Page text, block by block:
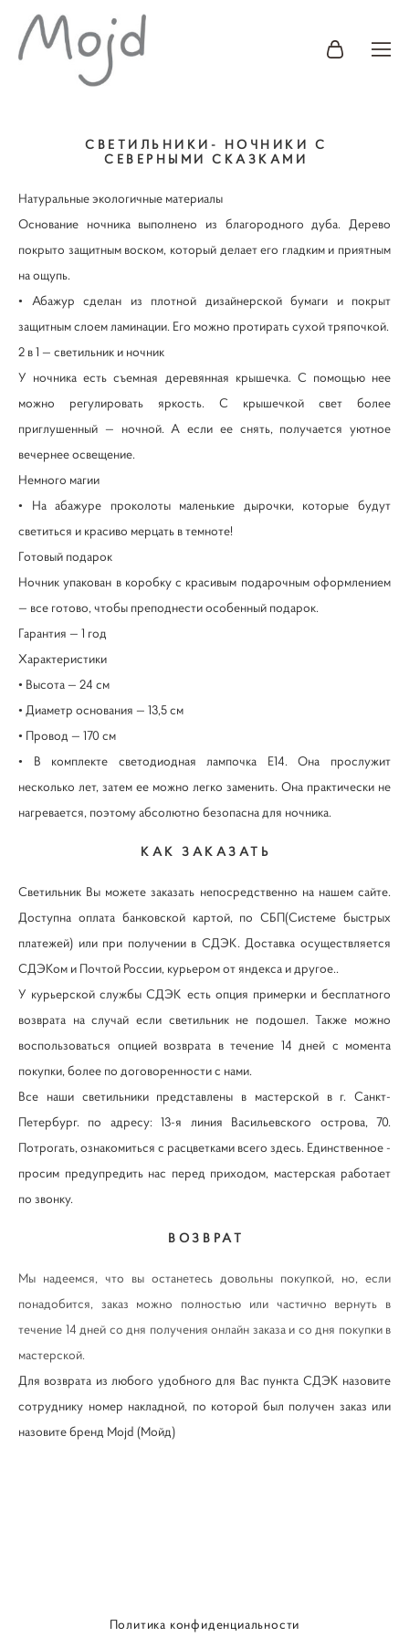
СВЕТИЛЬНИКИ- НОЧНИКИ С
СЕВЕРНЫМИ СКАЗКАМИ
Натуральные экологичные материалы
Основание ночника выполнено из благородного дуба. Дерево
покрыто защитным воском, который делает его гладким и приятным
на ощупь.
• Абажур сделан из плотной дизайнерской бумаги и покрыт
защитным слоем ламинации. Его можно протирать сухой тряпочкой.
2 в 1 — светильник и ночник
У ночника есть съемная деревянная крышечка. С помощью нее
можно регулировать яркость. С крышечкой свет более
приглушенный — ночной. А если ее снять, получается уютное
вечернее освещение.
Немного магии
• На абажуре проколоты маленькие дырочки, которые будут
светиться и красиво мерцать в темноте!
Готовый подарок
Ночник упакован в коробку с красивым подарочным оформлением
— все готово, чтобы преподнести особенный подарок.
Гарантия — 1 год
Характеристики
• Высота — 24 см
• Диаметр основания — 13,5 см
• Провод — 170 см
• В комплекте светодиодная лампочка Е14. Она прослужит
несколько лет, затем ее можно легко заменить. Она практически не
нагревается, поэтому абсолютно безопасна для ночника.
КАК ЗАКАЗАТЬ
Светильник Вы можете заказать непосредственно на нашем сайте.
Доступна оплата банковской картой, по СБП(Системе быстрых
платежей) или при получении в СДЭК. Доставка осуществляется
СДЭКом и Почтой России, курьером от яндекса и другое..
У курьерской службы СДЭК есть опция примерки и бесплатного
возврата на случай если светильник не подошел. Также можно
воспользоваться опцией возврата в течение 14 дней с момента
покупки, более по договоренности с нами.
Все наши светильники представлены в мастерской в г. Санкт-
Петербург. по адресу: 13-я линия Васильевского острова, 70.
Потрогать, ознакомиться с расцветками всего здесь. Единственное -
просим предупредить нас перед приходом, мастерская работает
по звонку.
ВОЗВРАТ
Мы надеемся, что вы останетесь довольны покупкой, но, если
понадобится, заказ можно полностью или частично вернуть в
течение 14 дней со дня получения онлайн заказа и со дня покупки в
мастерской.
Для возврата из любого удобного для Вас пункта СДЭК назовите
сотруднику номер накладной, по которой был получен заказ или
назовите бренд Mojd (Мойд)
Политика конфиденциальности